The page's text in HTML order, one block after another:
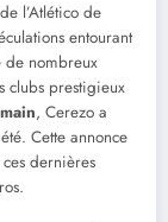
l’Atlético de
entourant
de nombreux
clubs prestigieux
, Cerezo a
Cette annonce
dernières